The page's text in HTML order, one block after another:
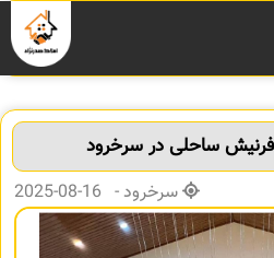
سرخرود - 16-08-2025